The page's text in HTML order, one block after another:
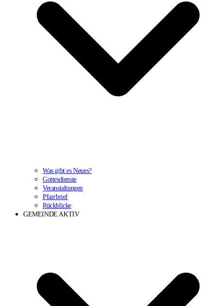
Was gibt es Neues?
Gottesdienste
Veranstaltungen
Pfarrbrief
Rückblicke
GEMEINDE AKTIV